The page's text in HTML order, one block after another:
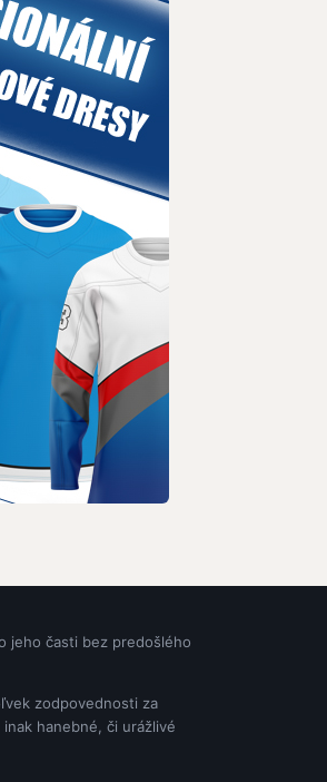
jeho časti bez predošlého
zodpovednosti za
hanebné, či urážlivé